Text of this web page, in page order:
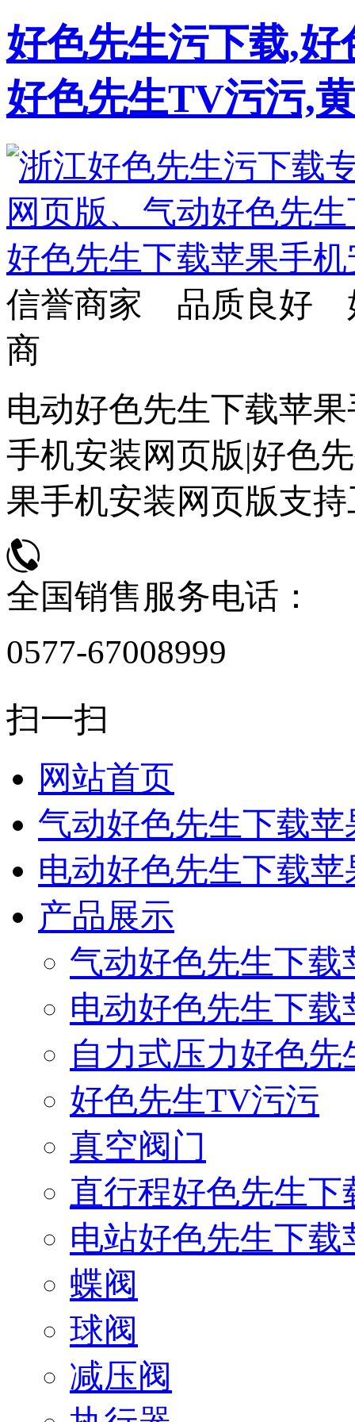
好色先生污下载,
好色先生TV污污,
信誉商家 品质良好
商
电动好色先生下载苹
手机安装网页版|好色
果手机安装网页版支
全国销售服务电话：
0577-67008999
扫一扫
网站首页
气动好色先生下载
电动好色先生下载
产品展示
气动好色先生下
电动好色先生下
自力式压力好色
好色先生TV污污
真空阀门
直行程好色先生
电站好色先生下
蝶阀
球阀
减压阀